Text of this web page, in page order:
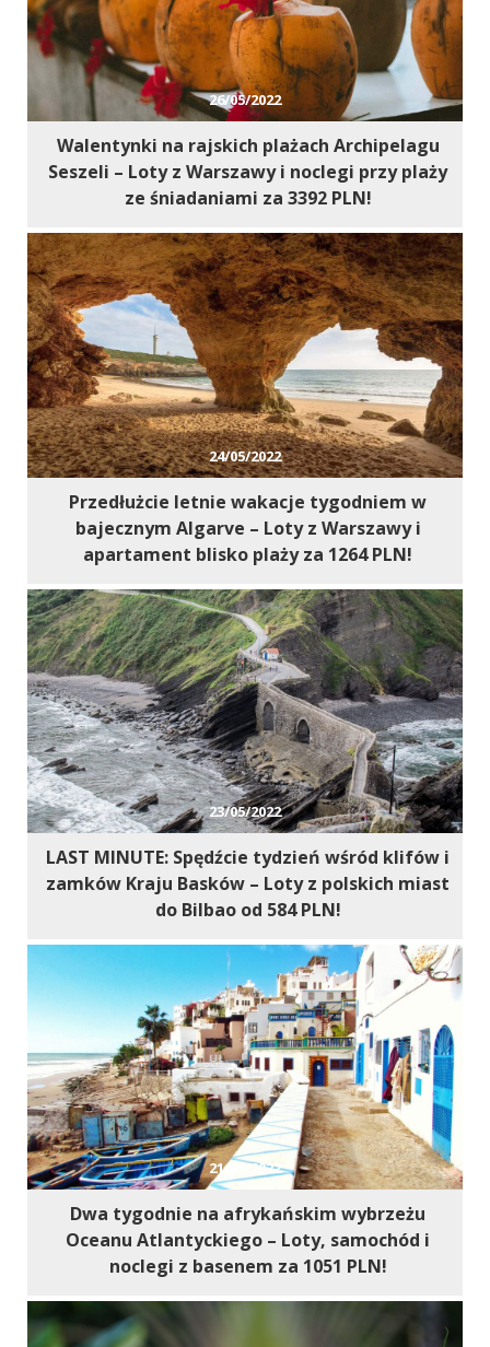
26/05/2022
Walentynki na rajskich plażach Archipelagu
Seszeli – Loty z Warszawy i noclegi przy plaży
ze śniadaniami za 3392 PLN!
24/05/2022
Przedłużcie letnie wakacje tygodniem w
bajecznym Algarve – Loty z Warszawy i
apartament blisko plaży za 1264 PLN!
23/05/2022
LAST MINUTE: Spędźcie tydzień wśród klifów i
zamków Kraju Basków – Loty z polskich miast
do Bilbao od 584 PLN!
21/05/2022
Dwa tygodnie na afrykańskim wybrzeżu
Oceanu Atlantyckiego – Loty, samochód i
noclegi z basenem za 1051 PLN!